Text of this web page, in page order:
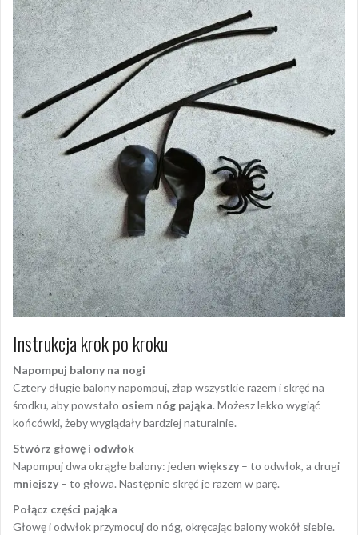
Instrukcja krok po kroku
Napompuj balony na nogi
Cztery długie balony napompuj, złap wszystkie razem i skręć na
środku, aby powstało osiem nóg pająka. Możesz lekko wygiąć
końcówki, żeby wyglądały bardziej naturalnie.
Stwórz głowę i odwłok
Napompuj dwa okrągłe balony: jeden większy– to odwłok, a drugi
mniejszy– to głowa. Następnie skręć je razem w parę.
Połącz części pająka
Głowę i odwłok przymocuj do nóg, okręcając balony wokół siebie.